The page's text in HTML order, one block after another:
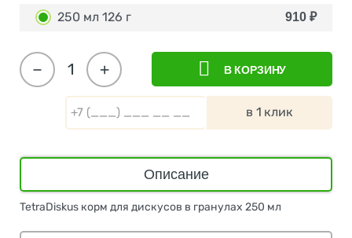
250 мл 126 г 910 ₽
+
− В КОРЗИНУ
в 1 клик
Описание
TetraDiskus корм для дискусов в гранулах 250 мл